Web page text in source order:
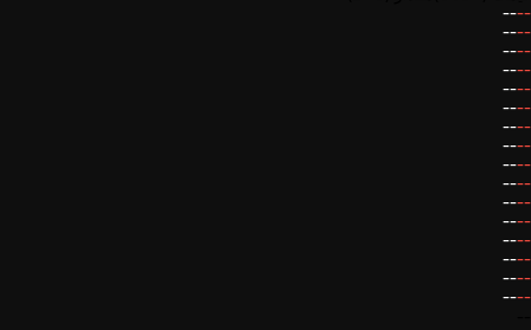
--
--
--
--
--
--
--
--
--
--
--
--
--
--
--
--
--
--
--
--
--
--
--
--
--
--
--
--
--
--
--
--